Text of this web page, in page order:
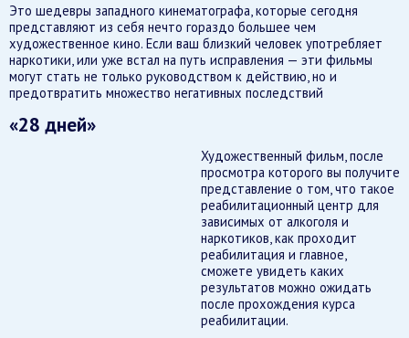
Это шедевры западного кинематографа, которые сегодня
представляют из себя нечто гораздо большее чем
художественное кино. Если ваш близкий человек употребляет
наркотики, или уже встал на путь исправления — эти фильмы
могут стать не только руководством к действию, но и
предотвратить множество негативных последствий
«28 дней»
Художественный фильм, после
просмотра которого вы получите
представление о том, что такое
реабилитационный центр для
зависимых от алкоголя и
наркотиков, как проходит
реабилитация и главное,
сможете увидеть каких
результатов можно ожидать
после прохождения курса
реабилитации.